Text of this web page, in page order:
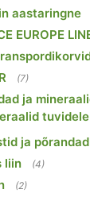
aastaringne
EUROPE
(7)
ja
tuvidele
ja põrandad
liin (4)
(2)